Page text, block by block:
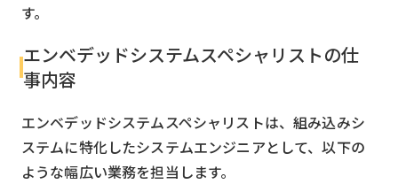
す。
エンベデッドシステムスペシャリストの仕
事内容
エンベデッドシステムスペシャリストは、組み込みシ
ステムに特化したシステムエンジニアとして、以下の
ような幅広い業務を担当します。